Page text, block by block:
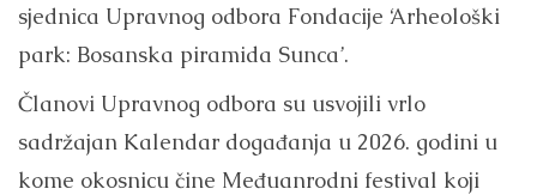
sjednica Upravnog odbora Fondacije ‘Arheološki
park: Bosanska piramida Sunca’.
Članovi Upravnog odbora su usvojili vrlo
sadržajan Kalendar događanja u 2026. godini u
kome okosnicu čine Međuanrodni festival koji